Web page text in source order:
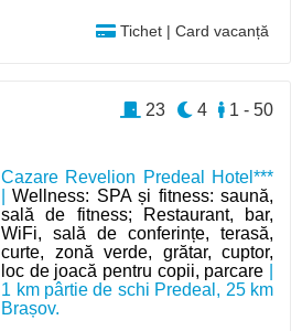
Tichet | Card vacanță
Cazare Revelion Predeal Hotel***
|Wellness: SPA și fitness: saună,
sală de fitness; Restaurant, bar,
WiFi, sală de conferințe, terasă,
curte, zonă verde, grătar, cuptor,
loc de joacă pentru copii, parcare
1 km pârtie de schi Predeal, 25 km
Brașov.
1 - 50
4
23